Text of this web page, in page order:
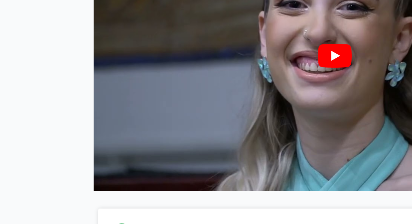
Play